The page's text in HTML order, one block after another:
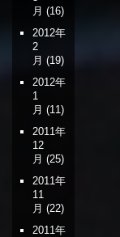
月 (16)
2012年
2
月 (19)
2012年
1
月 (11)
2011年
12
月 (25)
2011年
11
月 (22)
2011年